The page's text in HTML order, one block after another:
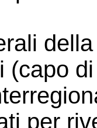
(capo
per